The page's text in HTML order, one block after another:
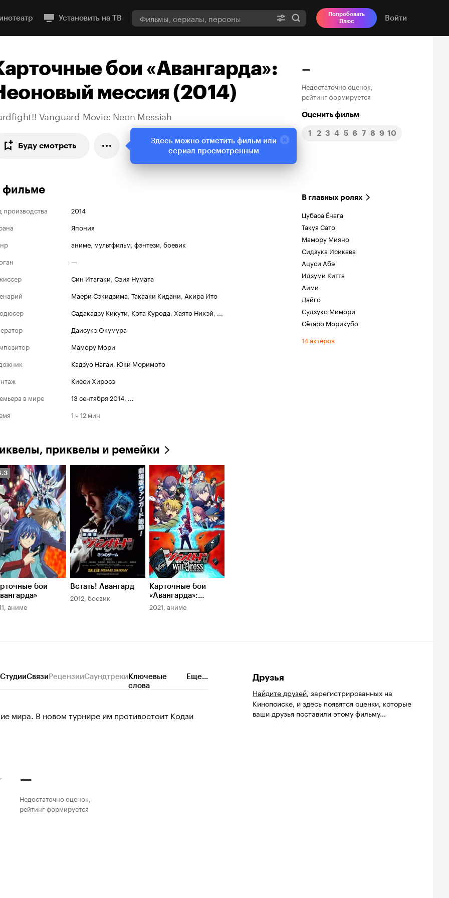
Установить на ТВ
Попробовать
Плюс
Войти
бои «Авангарда»:
мессия (2014)
Vanguard Movie: Neon Messiah
Буду смотреть
–
Недостаточно оценок,
рейтинг формируется
Оценить фильм
1 2 3 4 5 6 7 8 9 10
производства
2014
Япония
аниме, мультфильм, фэнтези, боевик
—
Син Итагаки, Сэия Нумата
Маёри Сэкидзима, Такааки Кидани, Акира Ито
Садакадзу Кикути, Кота Курода, Хаято Нихэй, ...
Даисукэ Окумура
Мамору Мори
Кадзуо Нагаи, Юки Моримото
Киёси Хиросэ
в мире
13 сентября 2014, ...
1 ч 12 мин
В главных ролях
Цубаса Ёнага
Такуя Сато
Мамору Мияно
Сидзука Исикава
Ацуси Абэ
Идзуми Китта
Аими
Дайго
Судзуко Мимори
Сётаро Морикубо
14 актеров
приквелы и ремейки
бои
аниме
Встать! Авангард
2012, боевик
Карточные бои
«Авангарда»:
Замещение
2021, аниме
СтудииСвязиРецензииСаундтрекиКлючевые
слова
Еще...
мира. В новом турнире им противостоит Кодзи
–
Недостаточно оценок,
рейтинг формируется
Друзья
Найдите друзей, зарегистрированных на
Кинопоиске, и здесь появятся оценки, которые
ваши друзья поставили этому фильму...
Здесь можно отметить фильм или
сериал просмотренным